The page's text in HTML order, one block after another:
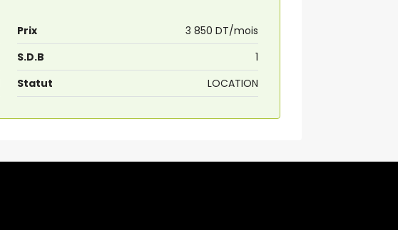
Prix
3 850 DT/mois
S.D.B
1
Statut LOCATION